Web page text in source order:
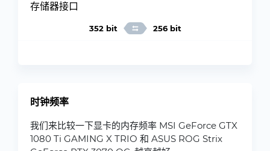
存储器接口
352 bit 256 bit
时钟频率
我们来比较一下显卡的内存频率 MSI GeForce GTX
1080 Ti GAMING X TRIO 和 ASUS ROG Strix